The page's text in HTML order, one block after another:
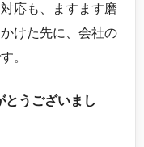
応も、ますます磨
けた先に、会社の
。
うございまし